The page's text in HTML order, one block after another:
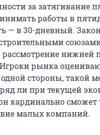
за затягивание
работы в
— в 30-дневный.
рассмотрение нижней
рынка
одной стороны, такой
ли при текущей
кардинально
малых компаний.